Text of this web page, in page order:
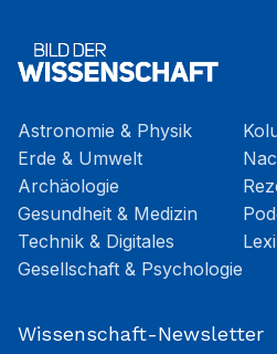
Astronomie & Physik
Erde & Umwelt
Archäologie
Gesundheit & Medizin
Technik & Digitales
Gesellschaft & Psychologie
Wissenschaft-Newsletter